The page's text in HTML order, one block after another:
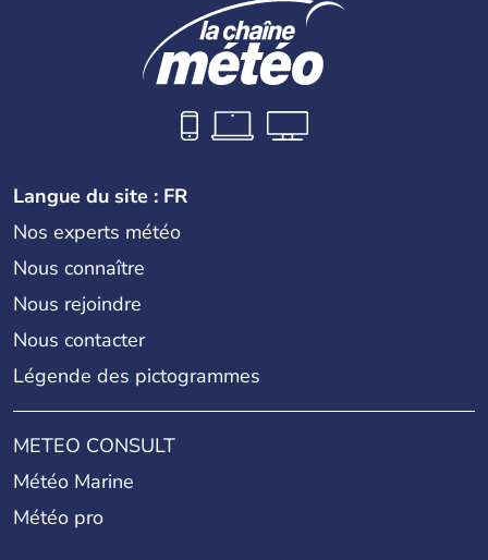
Langue du site : FR
Nos experts météo
Nous connaître
Nous rejoindre
Nous contacter
Légende des pictogrammes
METEO CONSULT
Météo Marine
Météo pro